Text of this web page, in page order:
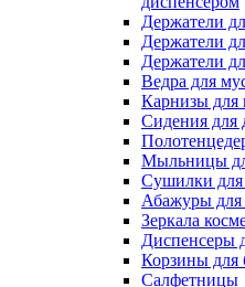
Держатели
Держатели
Держатели
Ведра для
Карнизы для
Сидения для
Мыльницы
Сушилки для
Абажуры для
Зеркала
Диспенсеры
Корзины для
Салфетницы